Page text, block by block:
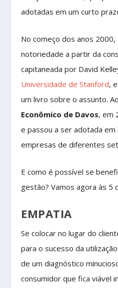
adotadas em um curto
No começo dos anos 2000,
notoriedade a partir da
capitaneada por David
Universidade de Stanford,
um livro sobre o assunto.
Econômico de Davos, em
e passou a ser adotada em
empresas de diferentes
E como é possível se
gestão? Vamos agora às 5
EMPATIA
Se colocar no lugar do
para o sucesso da
de um diagnóstico
consumidor que fica viável